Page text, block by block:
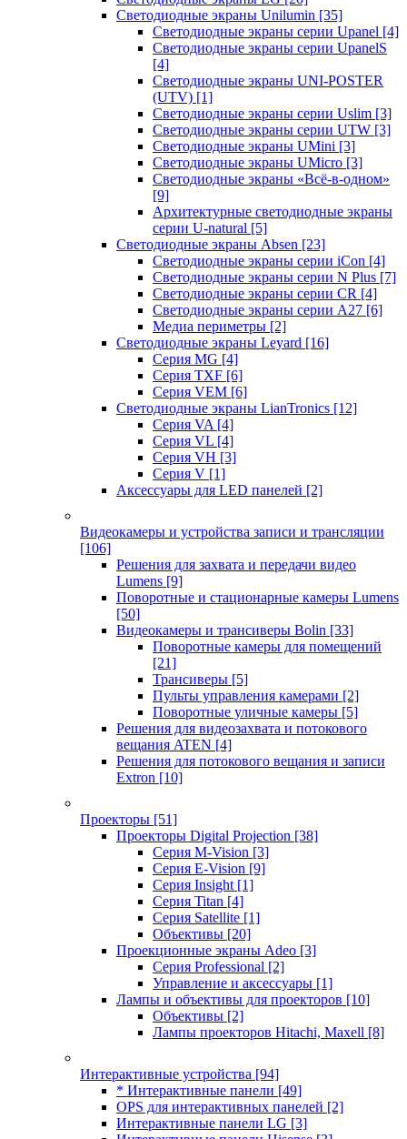
Светодиодные экраны Unilumin [35]
Светодиодные экраны серии Upanel [4]
Светодиодные экраны серии UpanelS
[4]
Светодиодные экраны UNI-POSTER
(UTV) [1]
Светодиодные экраны серии Uslim [3]
Светодиодные экраны серии UTW [3]
Светодиодные экраны UMini [3]
Светодиодные экраны UMicro [3]
Светодиодные экраны «Всё-в-одном»
[9]
Архитектурные светодиодные экраны
серии U-natural [5]
Светодиодные экраны Absen [23]
Светодиодные экраны серии iCon [4]
Светодиодные экраны серии N Plus [7]
Светодиодные экраны серии CR [4]
Светодиодные экраны серии А27 [6]
Медиа периметры [2]
Светодиодные экраны Leyard [16]
Серия MG [4]
Серия TXF [6]
Серия VEM [6]
Светодиодные экраны LianTronics [12]
Серия VA [4]
Серия VL [4]
Серия VH [3]
Серия V [1]
Аксессуары для LED панелей [2]
Видеокамеры и устройства записи и трансляции
[106]
Решения для захвата и передачи видео
Lumens [9]
Поворотные и стационарные камеры Lumens
[50]
Видеокамеры и трансиверы Bolin [33]
Поворотные камеры для помещений
[21]
Трансиверы [5]
Пульты управления камерами [2]
Поворотные уличные камеры [5]
Решения для видеозахвата и потокового
вещания ATEN [4]
Решения для потокового вещания и записи
Extron [10]
Проекторы [51]
Проекторы Digital Projection [38]
Серия M-Vision [3]
Серия E-Vision [9]
Серия Insight [1]
Серия Titan [4]
Серия Satellite [1]
Объективы [20]
Проекционные экраны Adeo [3]
Серия Professional [2]
Управление и аксессуары [1]
Лампы и объективы для проекторов [10]
Объективы [2]
Лампы проекторов Hitachi, Maxell [8]
Интерактивные устройства [94]
* Интерактивные панели [49]
OPS для интерактивных панелей [2]
Интерактивные панели LG [3]